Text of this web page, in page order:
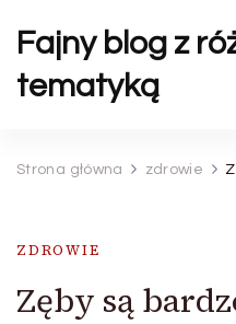
Fajny blog z
tematyką
Strona główna zdrowie
ZDROWIE
Zęby są